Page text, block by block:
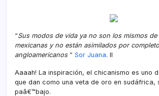
“Sus modos de vida ya no son los mismos de
mexicanas y no están asimilados por
angloamericanos ” Sor Juana. II
Aaaah! La inspiración, el chicanismo es uno
que dan como una veta de oro en sudáfrica,
paâ€™bajo.